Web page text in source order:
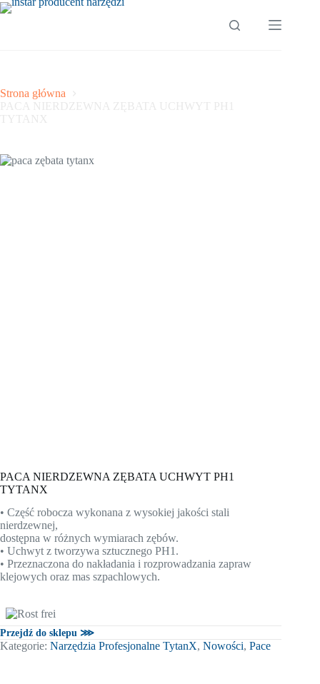
Przejdź
Strona główna
PACA NIERDZEWNA ZĘBATA UCHWYT PH1
TYTANX
• Część robocza wykonana z wysokiej jakości stali
nierdzewnej,
dostępna w różnych wymiarach zębów.
• Uchwyt z tworzywa sztucznego PH1.
• Przeznaczona do nakładania i rozprowadzania zapraw
klejowych oraz mas szpachlowych.
Przejdź do sklepu ⋙
Kategorie: Narzędzia Profesjonalne TytanX, Nowości, Pace